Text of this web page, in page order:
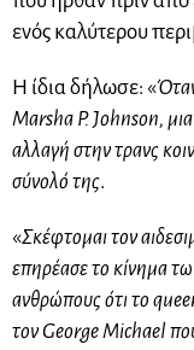
ενός καλύτερου
Η ίδια δήλωσε: «
Marsha P. Johnson,
αλλαγή στην τρανς
σύνολό της.
«Σκέφτομαι τον
επηρέασε το κίνημα
ανθρώπους ότι το
τον George Michael